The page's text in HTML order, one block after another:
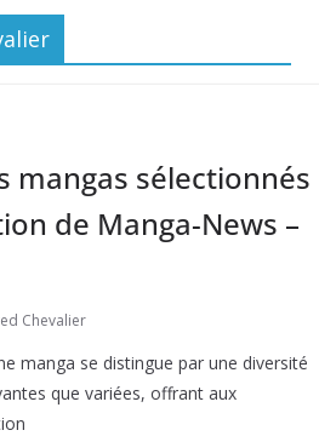
mangas sélectionnés
de Manga-News –
Chevalier
manga se distingue par une diversité
que variées, offrant aux